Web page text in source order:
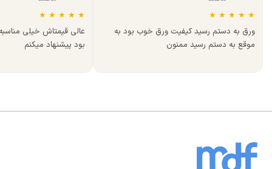
★
★
★
★
★
ورق به دستم رسید کیفیت ورق خوب بود به
موقع به دستم رسید ممنون
★
★
★
★
★
عالی قیمتاش خیلی
بود پیشنهاد میکنم